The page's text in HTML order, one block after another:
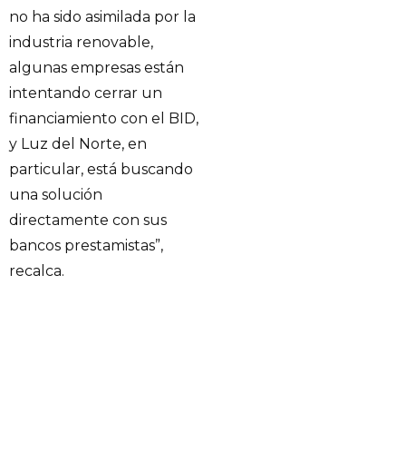
no ha sido asimilada por la
industria renovable,
algunas empresas están
intentando cerrar un
financiamiento con el BID,
y Luz del Norte, en
particular, está buscando
una solución
directamente con sus
bancos prestamistas”,
recalca.